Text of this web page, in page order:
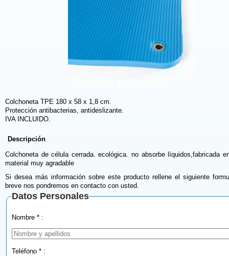
Colchoneta TPE 180 x 58 x 1,8 cm.
Protección antibacterias, antideslizante.
IVA INCLUIDO.
Descripción
Colchoneta de célula cerrada. ecológica. no absorbe líquidos,fabricada
material muy agradable
Si desea más información sobre este producto rellene el siguiente
breve nos pondremos en contacto con usted.
Datos Personales
Nombre * :
Teléfono * :